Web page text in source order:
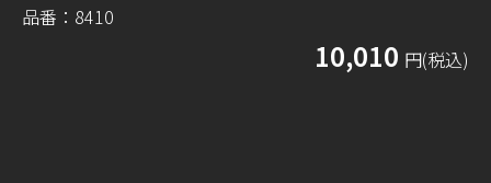
品番：8410
10,010 円(税込)